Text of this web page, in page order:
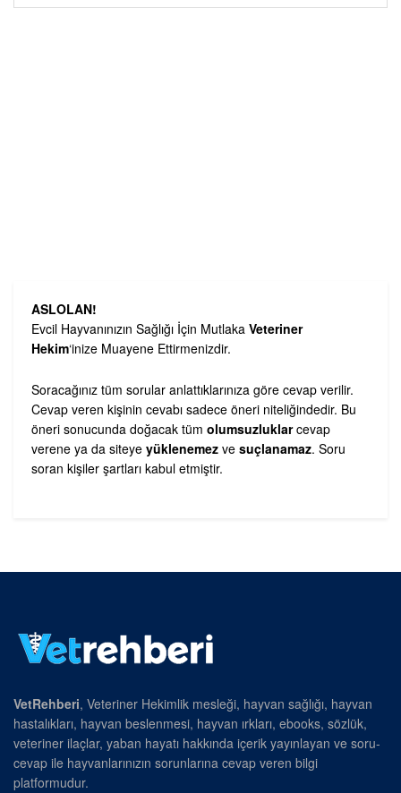
ASLOLAN!
Evcil Hayvanınızın Sağlığı İçin Mutlaka Veteriner
Hekim‘inize Muayene Ettirmenizdir.
Soracağınız tüm sorular anlattıklarınıza göre cevap verilir.
Cevap veren kişinin cevabı sadece öneri niteliğindedir. Bu
öneri sonucunda doğacak tüm olumsuzluklarcevap
verene ya da siteye yüklenemez ve suçlanamaz. Soru
soran kişiler şartları kabul etmiştir.
VetRehberi, Veteriner Hekimlik mesleği, hayvan sağlığı, hayvan
hastalıkları, hayvan beslenmesi, hayvan ırkları, ebooks, sözlük,
veteriner ilaçlar, yaban hayatı hakkında içerik yayınlayan ve soru-
cevap ile hayvanlarınızın sorunlarına cevap veren bilgi
platformudur.